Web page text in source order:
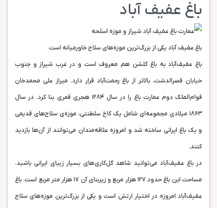
باغ عفیف‌ آباد
باغ عفیف آباد یکی از بزرگ‌ترین موزه‌های سلاح خاورمیانه است
باغ عفیف‌آباد به باغ گلشن هم معروف است و در غرب شیراز و جنوب
خیابان قصرالدشت، بالاتر از باغ رحمت‌آباد قرار دارد. میراز علی محمدخان
قوام‌الملک دوم عمارت باغ را در سال ۱۲۸۴ هجری قمری بنا کرد. در سال
۱۸۶۳ میلادی مجموعه‌ای شامل یک کاخ سلطنتی، موزه‌ی سلاح‌های قدیمی
و یک باغ ایرانی ساخته شد و امروزه علاقه‌مندان می‌توانند از آن‌ها بازدید
کنند.
در باغ عفیف‌آباد می‌توانید شاهد گل‌کاری‌های بسیار زیبای ایرانی باشید.
مساحت این باغ حدود ۱۲۷ هزار مربع و زیربنای آن ۱۷ هزار متر مربع است. باغ
عفیف‌آباد امروزه در اختیار ارتش است و یکی از بزرگ‌ترین موزه‌های سلاح